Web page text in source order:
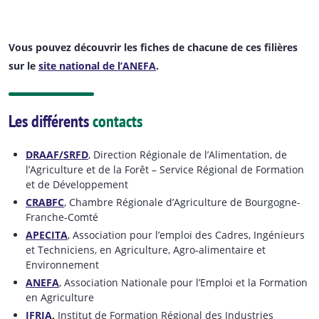
Vous pouvez découvrir les fiches de chacune de ces filières
sur le site national de l’ANEFA.
Les différentscontacts
DRAAF/SRFD, Direction Régionale de l’Alimentation, de
l’Agriculture et de la Forêt – Service Régional de Formation
et de Développement
CRABFC, Chambre Régionale d’Agriculture de Bourgogne-
Franche-Comté
APECITA, Association pour l’emploi des Cadres, Ingénieurs
et Techniciens, en Agriculture, Agro-alimentaire et
Environnement
ANEFA, Association Nationale pour l’Emploi et la Formation
en Agriculture
IFRIA, Institut de Formation Régional des Industries